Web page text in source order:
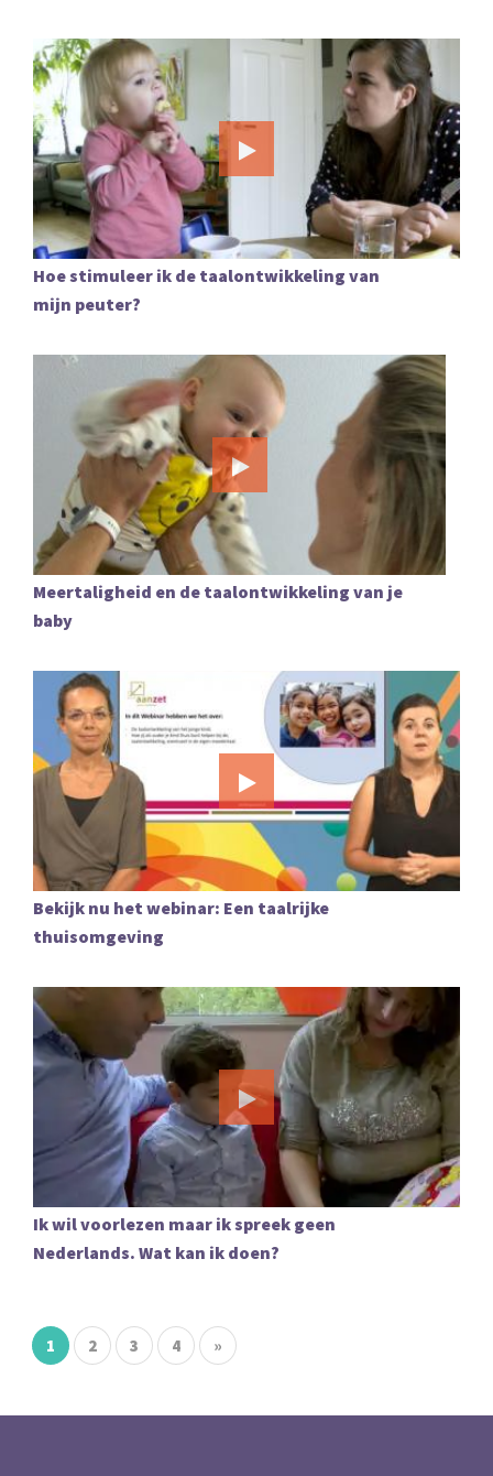
Hoe stimuleer ik de taalontwikkeling van
mijn peuter?
Meertaligheid en de taalontwikkeling van je
baby
Bekijk nu het webinar: Een taalrijke
thuisomgeving
Ik wil voorlezen maar ik spreek geen
Nederlands. Wat kan ik doen?
1 2 3 4 »